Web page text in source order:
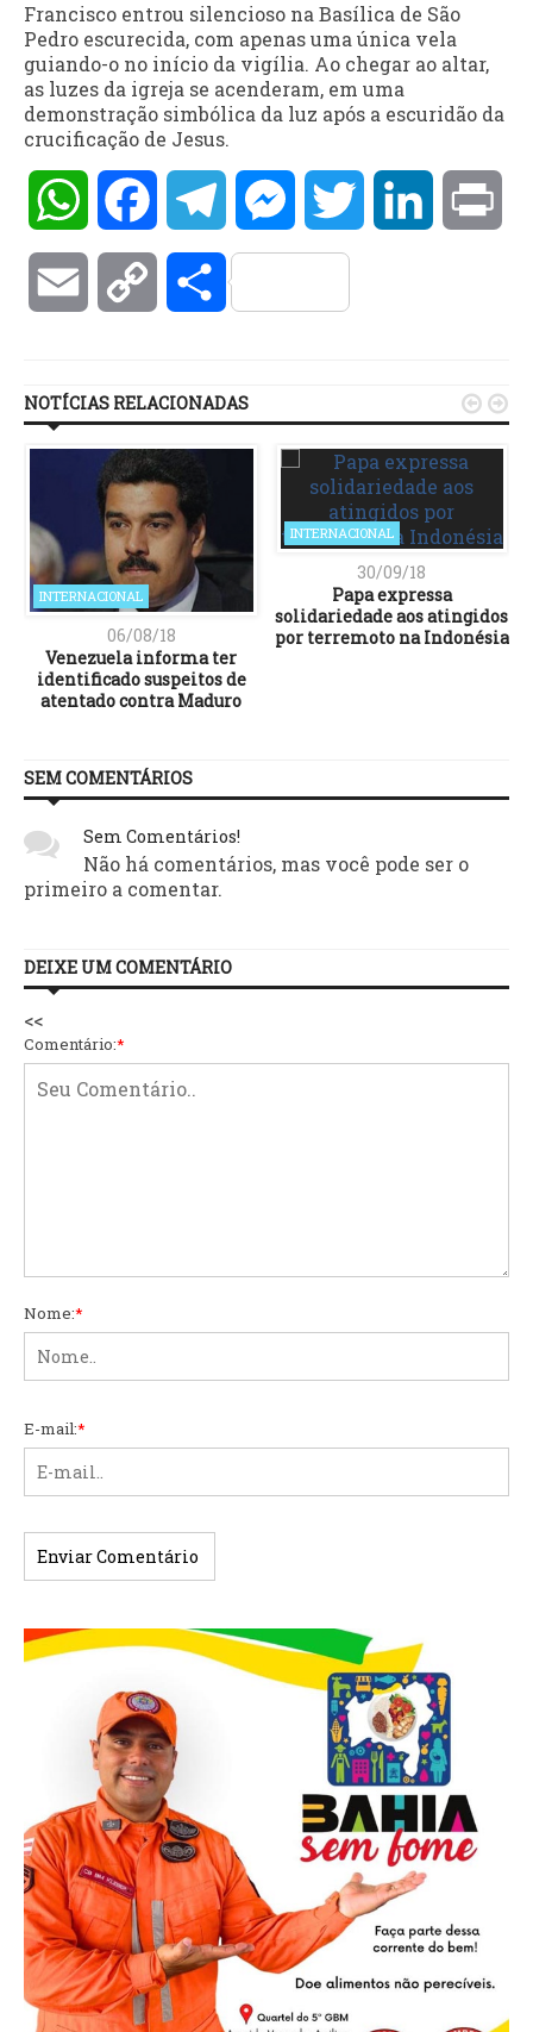
Francisco entrou silencioso na Basílica de São
Pedro escurecida, com apenas uma única vela
guiando-o no início da vigília. Ao chegar ao altar,
as luzes da igreja se acenderam, em uma
demonstração simbólica da luz após a escuridão da
crucificação de Jesus.
WhatsAppFacebookTelegramMessengerTwitter LinkedIn
Email Copy Compartilhar
NOTÍCIAS RELACIONADAS
INTERNACIONAL
06/08/18
Venezuela informa ter
identificado suspeitos de
atentado contra Maduro
INTERNACIONAL
30/09/18
Papa expressa
solidariedade aos atingidos
por terremoto na Indonésia
 
SEM COMENTÁRIOS
Sem Comentários!
Não há comentários, mas você pode ser o
primeiro a comentar.
DEIXE UM COMENTÁRIO
<<
Comentário:*
Nome:*
E-mail:*